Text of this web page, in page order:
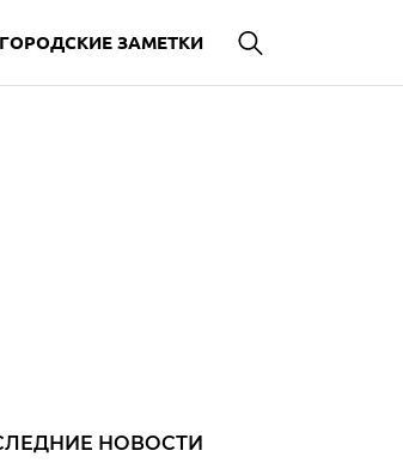
ГОРОДСКИЕ ЗАМЕТКИ
НОВОСТИ